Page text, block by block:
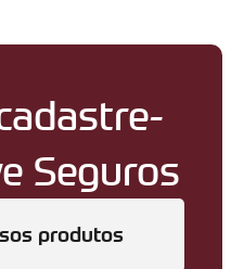
Seguros
produtos